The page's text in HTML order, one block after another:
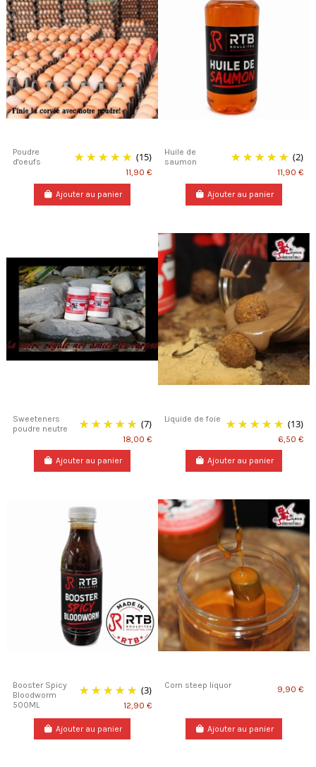
Poudre
d'oeufs
(15)
11,90 €
Ajouter au panier
Huile de
saumon
(2)
11,90 €
Ajouter au panier
Sweeteners
poudre neutre
(7)
18,00 €
Ajouter au panier
Liquide de foie (13)
6,50 €
Ajouter au panier
Booster Spicy
Bloodworm
500ML
(3)
12,90 €
Ajouter au panier
Corn steep liquor 9,90 €
Ajouter au panier